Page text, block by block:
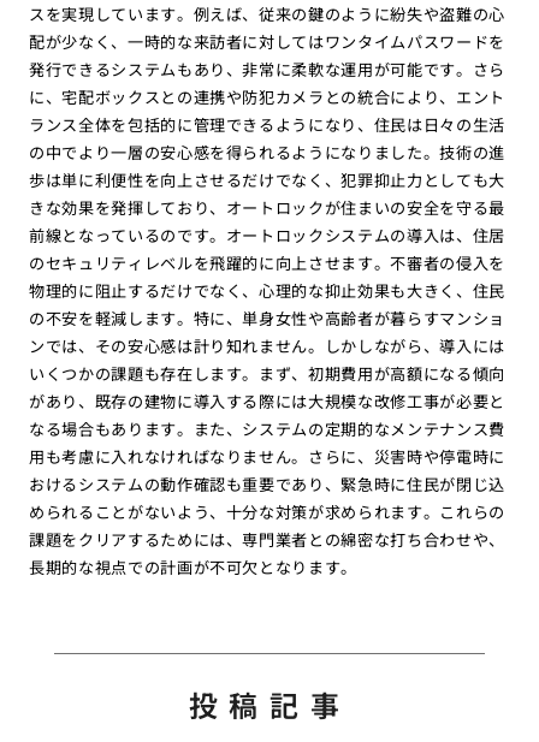
スを実現しています。例えば、従来の鍵のように紛失や盗難の心
配が少なく、一時的な来訪者に対してはワンタイムパスワードを
発行できるシステムもあり、非常に柔軟な運用が可能です。さら
に、宅配ボックスとの連携や防犯カメラとの統合により、エント
ランス全体を包括的に管理できるようになり、住民は日々の生活
の中でより一層の安心感を得られるようになりました。技術の進
歩は単に利便性を向上させるだけでなく、犯罪抑止力としても大
きな効果を発揮しており、オートロックが住まいの安全を守る最
前線となっているのです。オートロックシステムの導入は、住居
のセキュリティレベルを飛躍的に向上させます。不審者の侵入を
物理的に阻止するだけでなく、心理的な抑止効果も大きく、住民
の不安を軽減します。特に、単身女性や高齢者が暮らすマンショ
ンでは、その安心感は計り知れません。しかしながら、導入には
いくつかの課題も存在します。まず、初期費用が高額になる傾向
があり、既存の建物に導入する際には大規模な改修工事が必要と
なる場合もあります。また、システムの定期的なメンテナンス費
用も考慮に入れなければなりません。さらに、災害時や停電時に
おけるシステムの動作確認も重要であり、緊急時に住民が閉じ込
められることがないよう、十分な対策が求められます。これらの
課題をクリアするためには、専門業者との綿密な打ち合わせや、
長期的な視点での計画が不可欠となります。
投稿記事